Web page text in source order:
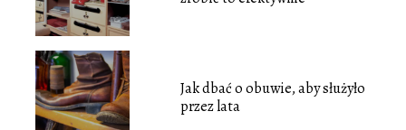
Jak dbać o obuwie, aby służyło
przez lata